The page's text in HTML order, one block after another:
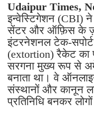
Udaipur Times,
इन्वेस्टिगेशन (CBI)
सेंटर और ऑफ़िस के
इंटरनेशनल टेक-
(extortion) रैकेट का
सरगना मुख्य रूप से
बनाता था। वे
संस्थानों और कानून
प्रतिनिधि बनकर